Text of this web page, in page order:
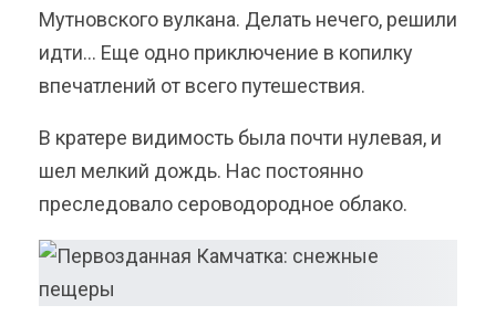
Мутновского вулкана. Делать нечего, решили
идти… Еще одно приключение в копилку
впечатлений от всего путешествия.
В кратере видимость была почти нулевая, и
шел мелкий дождь. Нас постоянно
преследовало сероводородное облако.